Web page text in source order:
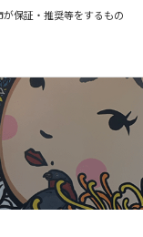
保証・推奨等をするもの